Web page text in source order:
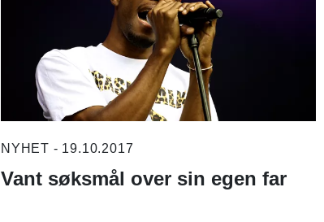
NYHET - 19.10.2017
Vant søksmål over sin egen far